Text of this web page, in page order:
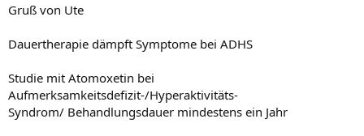
Gruß von Ute
Dauertherapie dämpft Symptome bei ADHS
Studie mit Atomoxetin bei
Aufmerksamkeitsdefizit-/Hyperaktivitäts-
Syndrom/ Behandlungsdauer mindestens ein Jahr